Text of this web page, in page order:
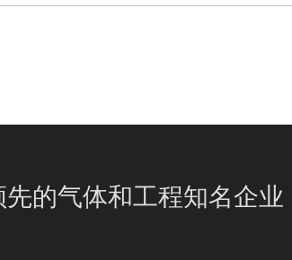
的气体和工程知名企业